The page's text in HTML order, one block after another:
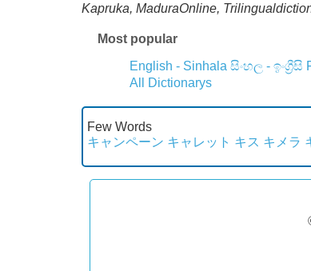
Kapruka, MaduraOnline,
Most popular
English - Sinhala සිංහල - ඉංග්‍රීසි
All Dictionarys
Few Words
キャンペーン キャレット キス キメラ